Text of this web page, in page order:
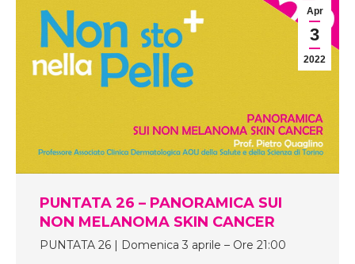
Apr
3
2022
PUNTATA 26 – PANORAMICA SUI
NON MELANOMA SKIN CANCER
PUNTATA 26 | Domenica 3 aprile – Ore 21:00